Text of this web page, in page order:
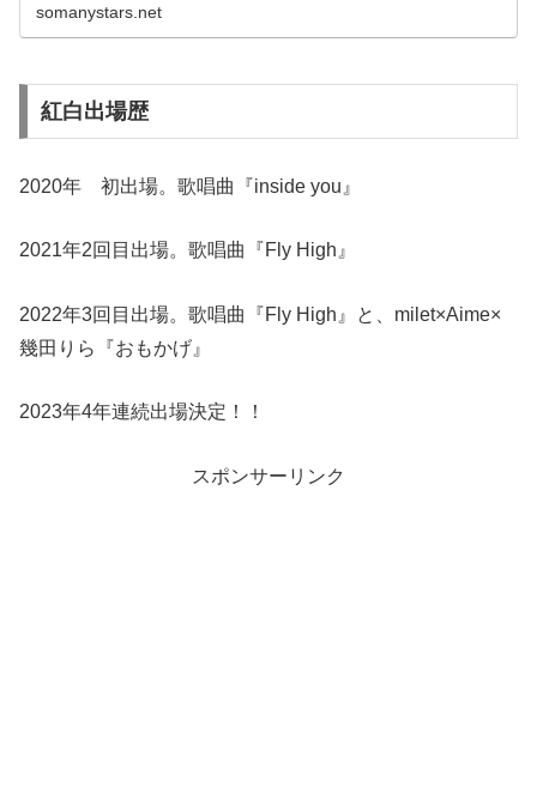
somanystars.net
紅白出場歴
2020年 初出場。歌唱曲『inside you』
2021年2回目出場。歌唱曲『Fly High』
2022年3回目出場。歌唱曲『Fly High』と、milet×Aime×
幾田りら『おもかげ』
2023年4年連続出場決定！！
スポンサーリンク